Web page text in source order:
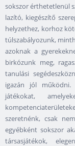
sokszor érthetetlenül
lazító, kiegészítő
helyzethez, korhoz
túlszabályozunk,
azoknak a
birkózunk meg,
tanulási
igazán jól működni.
játékokat,
szeretnénk, csak
egyébként sokszor
társasjátékok,